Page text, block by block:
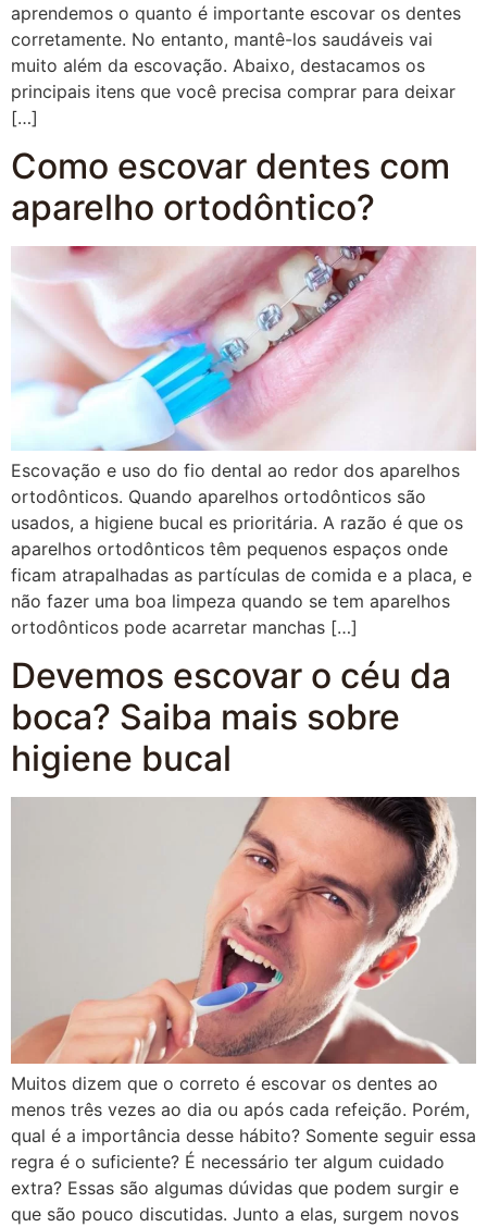
aprendemos o quanto é importante escovar os dentes
corretamente. No entanto, mantê-los saudáveis vai
muito além da escovação. Abaixo, destacamos os
principais itens que você precisa comprar para deixar
[…]
Como escovar dentes com
aparelho ortodôntico?
Escovação e uso do fio dental ao redor dos aparelhos
ortodônticos. Quando aparelhos ortodônticos são
usados, a higiene bucal es prioritária. A razão é que os
aparelhos ortodônticos têm pequenos espaços onde
ficam atrapalhadas as partículas de comida e a placa, e
não fazer uma boa limpeza quando se tem aparelhos
ortodônticos pode acarretar manchas […]
Devemos escovar o céu da
boca? Saiba mais sobre
higiene bucal
Muitos dizem que o correto é escovar os dentes ao
menos três vezes ao dia ou após cada refeição. Porém,
qual é a importância desse hábito? Somente seguir essa
regra é o suficiente? É necessário ter algum cuidado
extra? Essas são algumas dúvidas que podem surgir e
que são pouco discutidas. Junto a elas, surgem novos